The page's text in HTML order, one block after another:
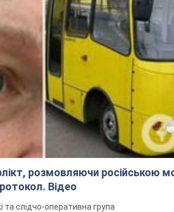
розмовляючи російською
Відео
та слідчо-оперативна група